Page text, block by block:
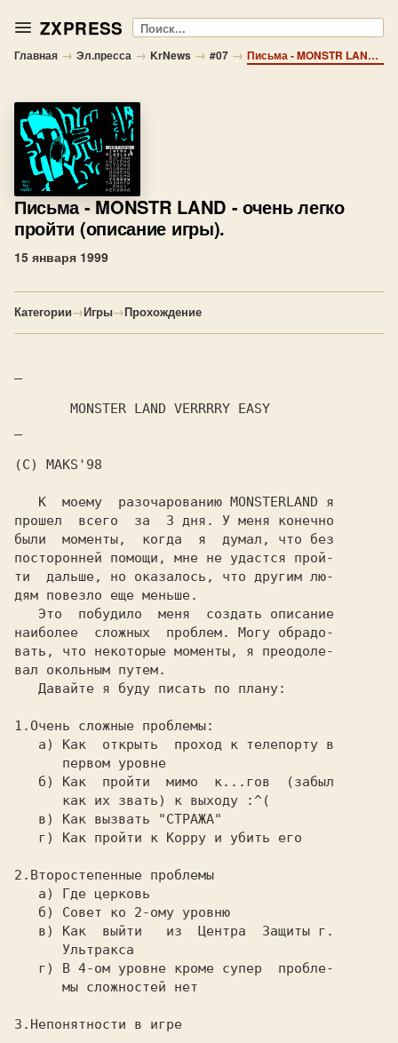
ZXPRESS Поиск
Главная → Эл.пресса → KrNews → #07 → Письма - MONSTR LAND - очень легко пройти (описание игры).
Письма- MONSTR LAND - очень легко
пройти (описание игры).
15 января 1999
Категории→Игры→Прохождение
(C) MAKS'98
прошел  всего  за  3 дня. У меня конечно
были  моменты,  когда  я  думал, что без
посторонней помощи, мне не удастся прой-
ти  дальше, но оказалось, что другим лю-
дям повезло еще меньше.
наиболее  сложных  проблем. Могу обрадо-
вать, что некоторые моменты, я преодоле-
вал окольным путем.
1.Очень сложные проблемы:
2.Второстепенные проблемы
3.Непонятности в игре